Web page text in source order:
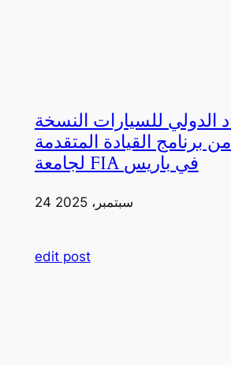
الدولي للسيارات النسخة
من برنامج القيادة المتقدمة
لجامعة FIA في باريس
24 سبتمبر، 2025
edit post